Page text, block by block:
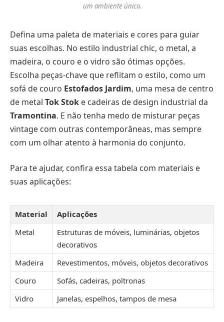
um ambiente único.
Defina uma paleta de materiais e cores para guiar
suas escolhas. No estilo industrial chic, o metal, a
madeira, o couro e o vidro são ótimas opções.
Escolha peças-chave que reflitam o estilo, como um
sofá de couro Estofados Jardim, uma mesa de centro
de metal Tok Stok e cadeiras de design industrial da
Tramontina. E não tenha medo de misturar peças
vintage com outras contemporâneas, mas sempre
com um olhar atento à harmonia do conjunto.
Para te ajudar, confira essa tabela com materiais e
suas aplicações:
Material
Aplicações
Metal
Estruturas de móveis, luminárias, objetos
decorativos
Madeira
Revestimentos, móveis, objetos decorativos
Couro
Sofás, cadeiras, poltronas
Vidro
Janelas, espelhos, tampos de mesa